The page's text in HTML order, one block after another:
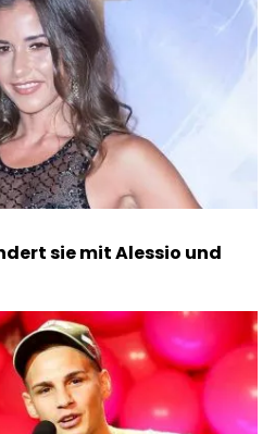
sie mit Alessio und